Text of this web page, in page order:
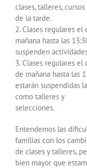
clases, talleres,
de la tarde.
2. Clases regulares
mañana hasta las
suspenden
3. Clases regulares
de mañana hasta las
estarán suspendidas
como talleres y
selecciones.
Entendemos las
familias con los
de clases y talleres,
bien mayor que